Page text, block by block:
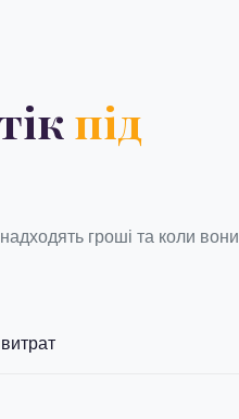
під
гроші та коли вони